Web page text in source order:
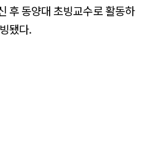
후 동양대 초빙교수로 활동하
됐다.